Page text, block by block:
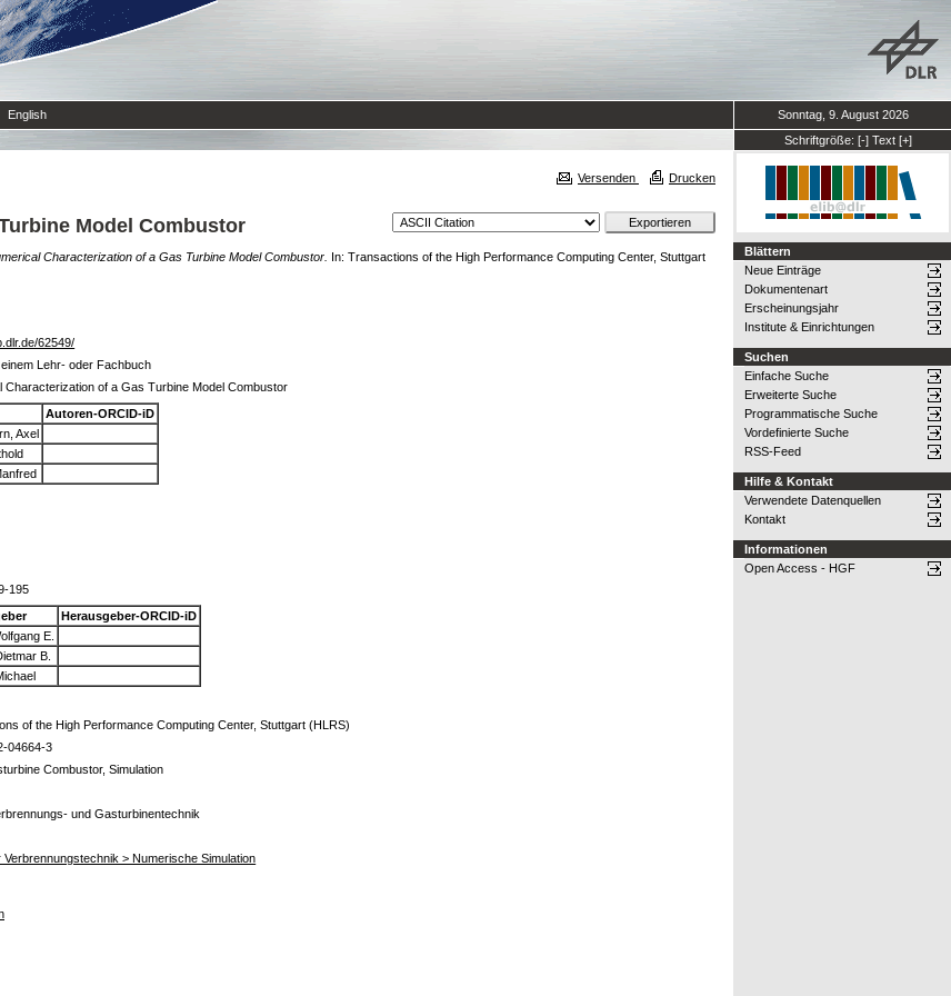
English
Sonntag, 9. August 2026
Schriftgröße: [-] Text [+]
Versenden Drucken
Model Combustor
Characterization of a Gas Turbine Model Combustor. In: Transactions of the High Performance Computing Center, Stuttgart
62549/
Lehr- oder Fachbuch
Characterization of a Gas Turbine Model Combustor
Autoren-ORCID-iD
Axel
195
Herausgeber-ORCID-iD
E.
B.
of the High Performance Computing Center, Stuttgart (HLRS)
04664-3
Combustor, Simulation
und Gasturbinentechnik
Verbrennungstechnik > Numerische Simulation
Blättern
Neue Einträge
Dokumentenart
Erscheinungsjahr
Institute & Einrichtungen
Suchen
Einfache Suche
Erweiterte Suche
Programmatische Suche
Vordefinierte Suche
RSS-Feed
Hilfe & Kontakt
Verwendete Datenquellen
Kontakt
Informationen
Open Access - HGF